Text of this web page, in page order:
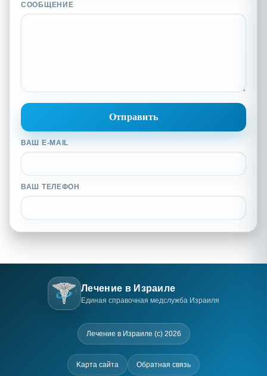
СООБЩЕНИЕ
ВАШ E-MAIL
ВАШ ТЕЛЕФОН
Лечение в Израиле
Единая справочная медслужба Израиля
Лечение в Израиле (c) 2026
Kарта сайта Обратная связь